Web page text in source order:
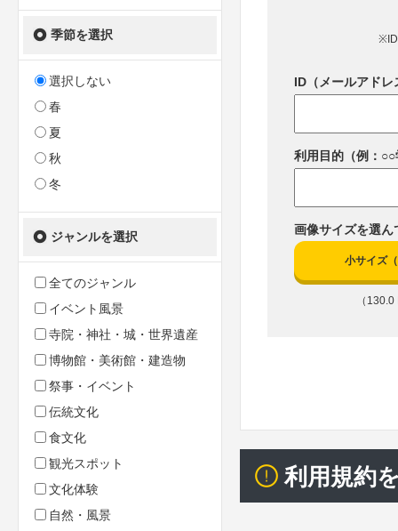
季節を選択
選択しない
春
夏
秋
冬
ジャンルを選択
全てのジャンル
イベント風景
寺院・神社・城・世界遺産
博物館・美術館・建造物
祭事・イベント
伝統文化
食文化
観光スポット
文化体験
自然・風景
※ID
ID（メールアドレ
利用目的（例：
画像サイズを選ん
小サイズ
（
利用規約